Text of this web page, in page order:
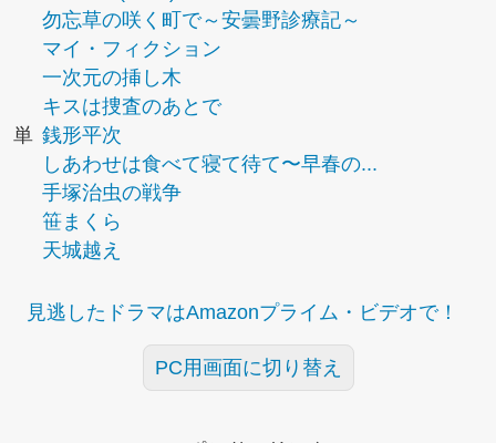
勿忘草の咲く町で～安曇野診療記～
マイ・フィクション
一次元の挿し木
キスは捜査のあとで
単 銭形平次
しあわせは食べて寝て待て〜早春の...
手塚治虫の戦争
笹まくら
天城越え
見逃したドラマはAmazonプライム・ビデオで！
PC用画面に切り替え